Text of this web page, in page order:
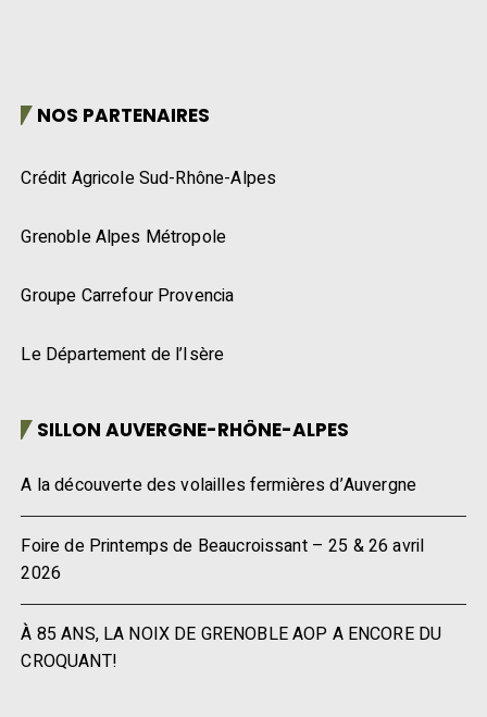
NOS PARTENAIRES
Crédit Agricole Sud-Rhône-Alpes
Grenoble Alpes Métropole
Groupe Carrefour Provencia
Le Département de l’Isère
SILLON AUVERGNE-RHÔNE-ALPES
A la découverte des volailles fermières d’Auvergne
Foire de Printemps de Beaucroissant – 25 & 26 avril
2026
À 85 ANS, LA NOIX DE GRENOBLE AOP A ENCORE DU
CROQUANT!